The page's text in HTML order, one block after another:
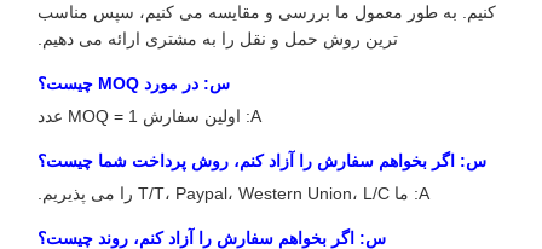
کنیم. به طور معمول ما بررسی و مقایسه می کنیم، سپس مناسب
ترین روش حمل و نقل را به مشتری ارائه می دهیم.
س: در مورد MOQ چیست؟
A: اولین سفارش MOQ = 1 عدد
س: اگر بخواهم سفارش را آزاد کنم، روش پرداخت شما چیست؟
A: ما T/T، Paypal، Western Union، L/C را می پذیریم.
س: اگر بخواهم سفارش را آزاد کنم، روند چیست؟